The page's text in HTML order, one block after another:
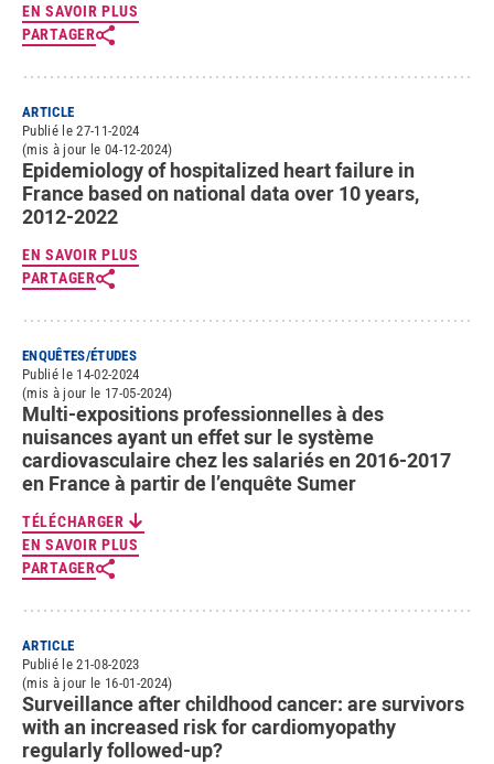
EN SAVOIR PLUS
PARTAGER
ARTICLE
Publié le 27-11-2024
(mis à jour le 04-12-2024)
Epidemiology of hospitalized heart failure in
France based on national data over 10 years,
2012-2022
EN SAVOIR PLUS
PARTAGER
ENQUÊTES/ÉTUDES
Publié le 14-02-2024
(mis à jour le 17-05-2024)
Multi-expositions professionnelles à des
nuisances ayant un effet sur le système
cardiovasculaire chez les salariés en 2016-2017
en France à partir de l’enquête Sumer
TÉLÉCHARGER
EN SAVOIR PLUS
PARTAGER
ARTICLE
Publié le 21-08-2023
(mis à jour le 16-01-2024)
Surveillance after childhood cancer: are survivors
with an increased risk for cardiomyopathy
regularly followed-up?